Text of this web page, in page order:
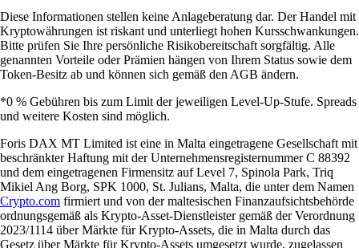
Diese Informationen stellen keine Anlageberatung dar. Der Handel mit
Kryptowährungen ist riskant und unterliegt hohen Kursschwankungen.
Bitte prüfen Sie Ihre persönliche Risikobereitschaft sorgfältig. Alle
genannten Vorteile oder Prämien hängen von Ihrem Status sowie dem
Token-Besitz ab und können sich gemäß den AGB ändern.
*0 % Gebühren bis zum Limit der jeweiligen Level-Up-Stufe. Spreads
und weitere Kosten sind möglich.
Foris DAX MT Limited ist eine in Malta eingetragene Gesellschaft mit
beschränkter Haftung mit der Unternehmensregisternummer C 88392
und dem eingetragenen Firmensitz auf Level 7, Spinola Park, Triq
Mikiel Ang Borg, SPK 1000, St. Julians, Malta, die unter dem Namen
Crypto.com firmiert und von der maltesischen Finanzaufsichtsbehörde
ordnungsgemäß als Krypto-Asset-Dienstleister gemäß der Verordnung
2023/1114 über Märkte für Krypto-Assets, die in Malta durch das
Gesetz über Märkte für Krypto-Assets umgesetzt wurde, zugelassen